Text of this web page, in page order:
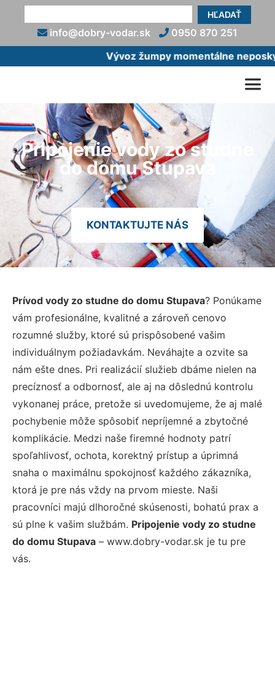
HĽADAŤ
info@dobry-vodar.sk
0950 870 251
Vývoz žumpy momentálne
Pripojenie vody zo studne
do domu Stupava
KONTAKTUJTE NÁS
Prívod vody zo studne do domu Stupava? Ponúkame
vám profesionálne, kvalitné a zároveň cenovo
rozumné služby, ktoré sú prispôsobené vašim
individuálnym požiadavkám. Neváhajte a ozvite sa
nám ešte dnes. Pri realizácií služieb dbáme nielen na
precíznosť a odbornosť, ale aj na dôslednú kontrolu
vykonanej práce, pretože si uvedomujeme, že aj malé
pochybenie môže spôsobiť nepríjemné a zbytočné
komplikácie. Medzi naše firemné hodnoty patrí
spoľahlivosť, ochota, korektný prístup a úprimná
snaha o maximálnu spokojnosť každého zákazníka,
ktorá je pre nás vždy na prvom mieste. Naši
pracovníci majú dlhoročné skúsenosti, bohatú prax a
sú plne k vašim službám. Pripojenie vody zo studne
do domu Stupava – www.dobry-vodar.sk je tu pre
vás.